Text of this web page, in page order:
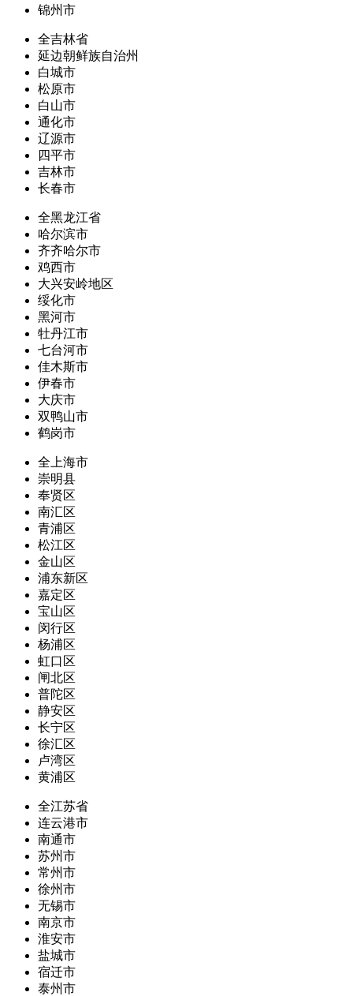
锦州市
全吉林省
延边朝鲜族自治州
白城市
松原市
白山市
通化市
辽源市
四平市
吉林市
长春市
全黑龙江省
哈尔滨市
齐齐哈尔市
鸡西市
大兴安岭地区
绥化市
黑河市
牡丹江市
七台河市
佳木斯市
伊春市
大庆市
双鸭山市
鹤岗市
全上海市
崇明县
奉贤区
南汇区
青浦区
松江区
金山区
浦东新区
嘉定区
宝山区
闵行区
杨浦区
虹口区
闸北区
普陀区
静安区
长宁区
徐汇区
卢湾区
黄浦区
全江苏省
连云港市
南通市
苏州市
常州市
徐州市
无锡市
南京市
淮安市
盐城市
宿迁市
泰州市